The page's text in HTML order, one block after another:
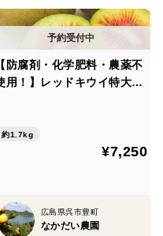
【防腐剤・化学肥料・農薬不
用！】レッドキウイ特大サ
さの希少品種
約1.7kg
¥7,250
広島県呉市豊町
なかだい農園